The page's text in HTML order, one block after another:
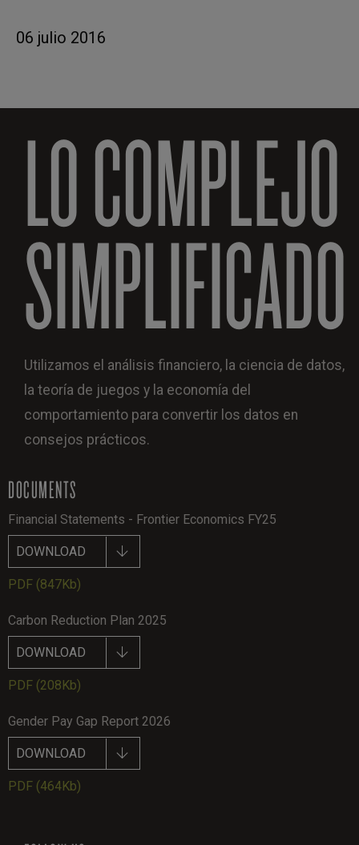
06 julio 2016
LO COMPLEJO
SIMPLIFICADO
Utilizamos el análisis financiero, la ciencia de datos,
la teoría de juegos y la economía del
comportamiento para convertir los datos en
consejos prácticos.
DOCUMENTS
Financial Statements - Frontier Economics FY25
DOWNLOAD
PDF (847Kb)
Carbon Reduction Plan 2025
DOWNLOAD
PDF (208Kb)
Gender Pay Gap Report 2026
DOWNLOAD
PDF (464Kb)